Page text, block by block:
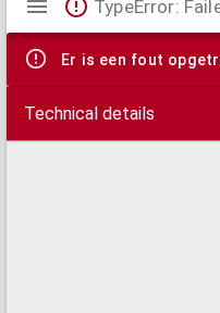
viewer
TypeError:
Er is een fout
Technical details